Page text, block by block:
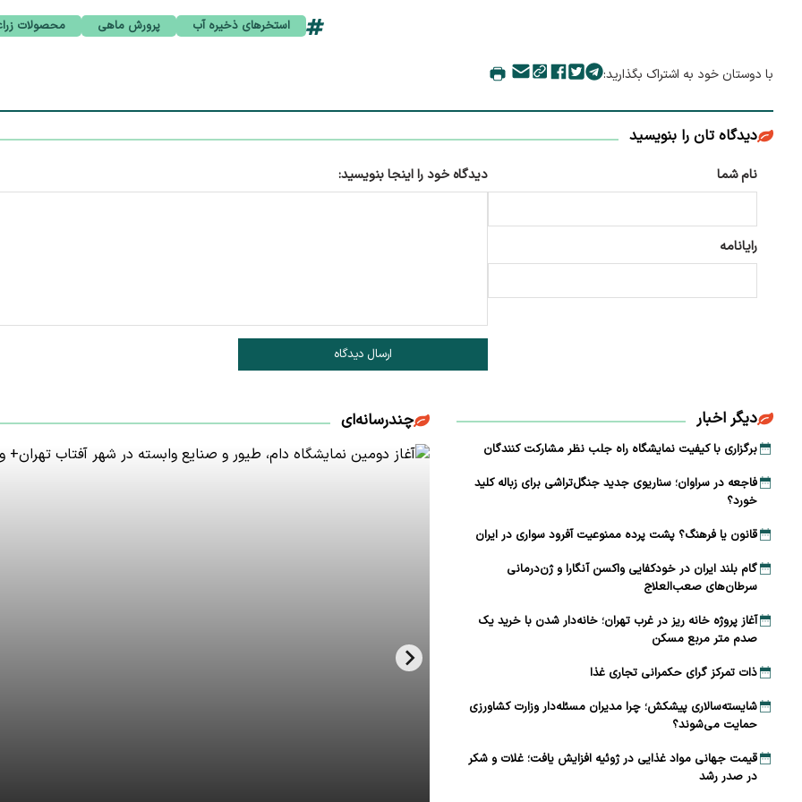
استخرهای ذخیره آب پرورش ماهی محصولات
با دوستان خود به اشتراک بگذارید:
دیدگاه تان را بنویسید
نام شما
رایانامه
دیدگاه خود را اینجا بنویسید:
ارسال دیدگاه
دیگر اخبار
برگزاری با کیفیت نمایشگاه راه جلب نظر مشارکت‌ کنندگان
فاجعه در سراوان؛ سناریوی جدید جنگل‌تراشی برای زباله کلید
خورد؟
قانون یا فرهنگ؟ پشت پرده ممنوعیت آفرود سواری در ایران
گام بلند ایران در خودکفایی واکسن آنگارا و ژن‌درمانی
سرطان‌های صعب‌العلاج
آغاز پروژه خانه ریز در غرب تهران؛ خانه‌دار شدن با خرید یک
صدم متر مربع مسکن
ذات تمرکز گرای حکمرانی تجاری غذا
شایسته‌سالاری پیشکش؛ چرا مدیران مسئله‌دار وزارت کشاورزی
حمایت می‌شوند؟
قیمت جهانی مواد غذایی در ژوئیه افزایش یافت؛ غلات و شکر
در صدر رشد
چندرسانه‌ای